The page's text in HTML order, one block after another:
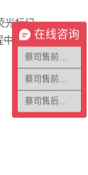
光标记
中，
在线咨询
蔡司售前咨询1
蔡司售前咨询2
蔡司售后咨询